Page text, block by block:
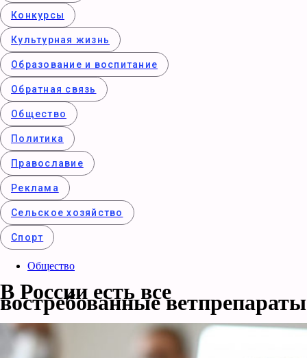
Конкурcы
Культурная жизнь
Образование и воспитание
Обратная связь
Общество
Политика
Православие
Реклама
Сельское хозяйство
Спорт
Общество
В России есть все
востребованные ветпрепараты